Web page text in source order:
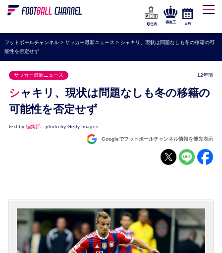
WEリーグ
海外サッカー
ラ・リーガ
セリエA
ブンデスリーガ
UEFA
ナショナルチーム
順位表
得点王 日程
フットボールチャンネル> サッカー最新ニュース > シャキリ、現状は問題なしも冬の移籍の可
能性を否定せず
サッカー最新ニュース 12年前
シャキリ、現状は問題なしも冬の移籍の
可能性を否定せず
text by 編集部 photo by Getty Images
Googleでフットボールチャンネル情報を優先表示